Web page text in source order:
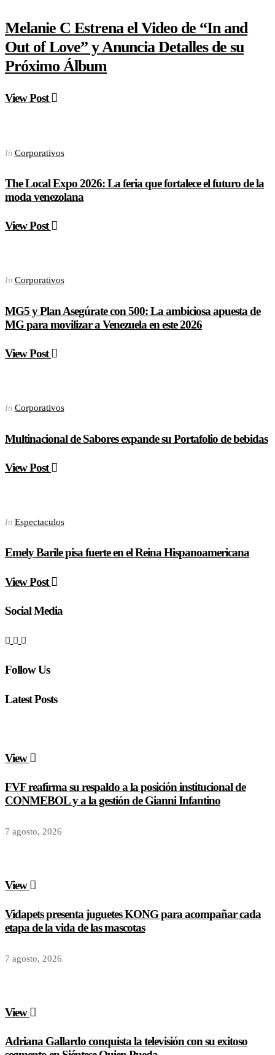
Melanie C Estrena el Video de “In and
Out of Love” y Anuncia Detalles de su
Próximo Álbum
View Post
In Corporativos
The Local Expo 2026: La feria que fortalece el futuro de la
moda venezolana
View Post
In Corporativos
MG5 y Plan Asegúrate con 500: La ambiciosa apuesta de
MG para movilizar a Venezuela en este 2026
View Post
In Corporativos
Multinacional de Sabores expande su Portafolio de bebidas
View Post
In Espectaculos
Emely Barile pisa fuerte en el Reina Hispanoamericana
View Post
Social Media
Follow Us
Latest Posts
View
FVF reafirma su respaldo a la posición institucional de
CONMEBOL y a la gestión de Gianni Infantino
7 agosto, 2026
View
Vidapets presenta juguetes KONG para acompañar cada
etapa de la vida de las mascotas
7 agosto, 2026
View
Adriana Gallardo conquista la televisión con su exitoso